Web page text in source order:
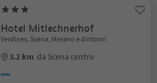
Hotel Mitlechnerhof
Verdines, Scena, Merano e dintorni
3.2 km da Scena centro